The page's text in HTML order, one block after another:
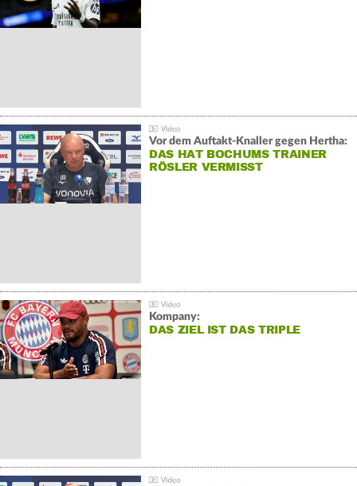
Vor dem Auftakt-Knaller gegen Hertha:
DAS HAT BOCHUMS TRAINER
RÖSLER VERMISST
Kompany:
DAS ZIEL IST DAS TRIPLE